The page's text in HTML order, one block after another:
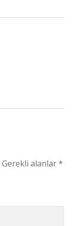
Gerekli alanlar*